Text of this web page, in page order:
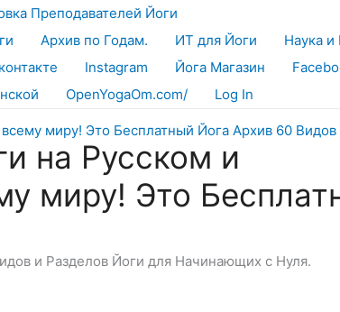
Преподавателей Йоги
Архив по Годам. ИТ для Йоги
Наука и
Instagram Йога Магазин
OpenYogaOm.com/ Log In
на Русском и
миру! Это
и Разделов Йоги для Начинающих с Нуля.